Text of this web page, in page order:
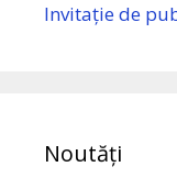
Invitație de
Noutăți